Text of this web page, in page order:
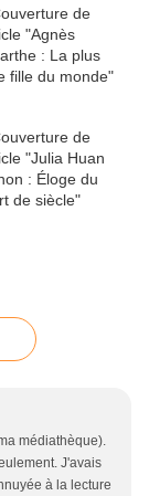
médiathèque).
J'avais
à la lecture